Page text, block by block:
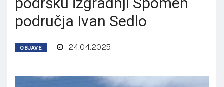
područja Ivan Sedlo
OBJAVE 24.04.2025.